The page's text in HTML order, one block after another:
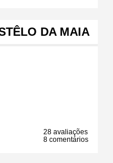
DA MAIA
28 avaliações
8 comentários